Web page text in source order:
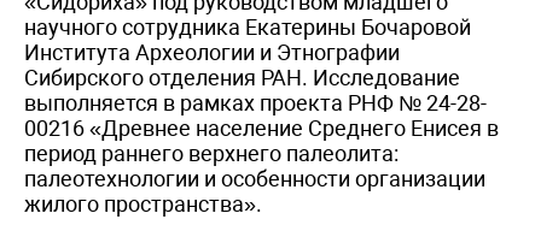
научного сотрудника Екатерины Бочаровой
Института Археологии и Этнографии
Сибирского отделения РАН. Исследование
выполняется в рамках проекта РНФ № 24-28-
00216 «Древнее население Среднего Енисея в
период раннего верхнего палеолита:
палеотехнологии и особенности организации
жилого пространства».